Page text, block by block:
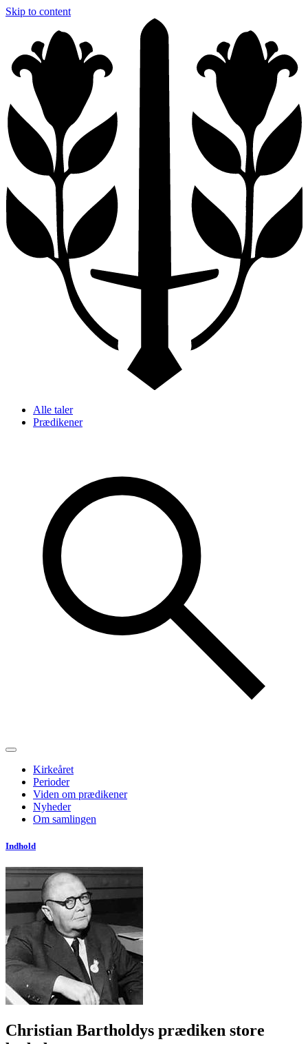
Skip to content
Alle taler
Prædikener
Kirkeåret
Perioder
Viden om prædikener
Nyheder
Om samlingen
Indhold
Christian Bartholdys prædiken store